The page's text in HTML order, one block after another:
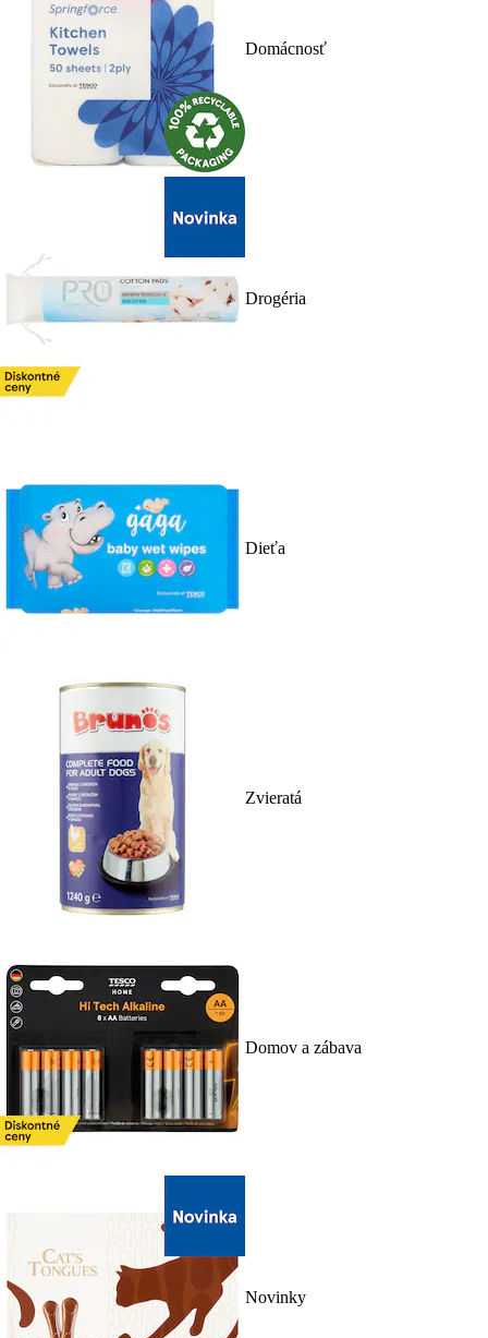
Domácnosť
Drogéria
Dieťa
Zvieratá
Domov a zábava
Novinky